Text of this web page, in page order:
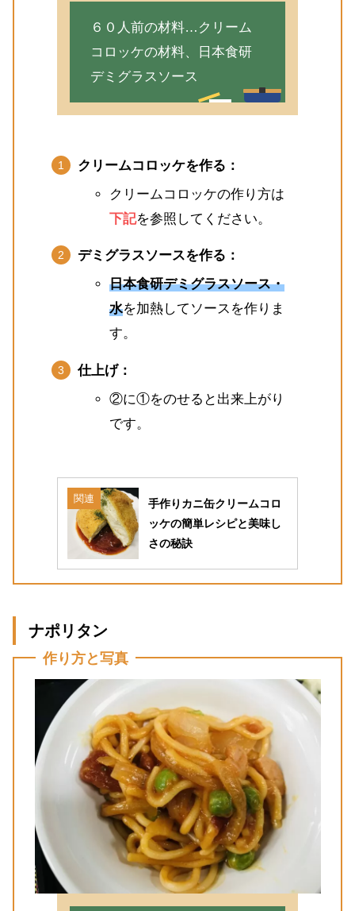
６０人前の材料…クリーム
コロッケの材料、日本食研
デミグラスソース
クリームコロッケを作る：
クリームコロッケの作り方は
下記を参照してください。
デミグラスソースを作る：
日本食研デミグラスソース・
水を加熱してソースを作りま
す。
仕上げ：
②に①をのせると出来上がり
です。
関連
手作りカニ缶クリームコロ
ッケの簡単レシピと美味し
さの秘訣
ナポリタン
作り方と写真